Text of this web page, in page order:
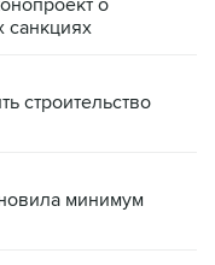
санкциях
строительство
минимум